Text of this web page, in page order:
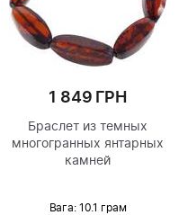
1 849 ГРН
Браслет из темных
многогранных янтарных
камней
Вага: 10.1 грам